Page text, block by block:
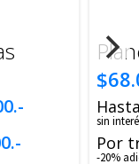
sin
Por
-20%